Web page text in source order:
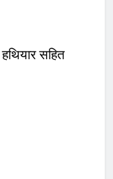
हथियार सहित